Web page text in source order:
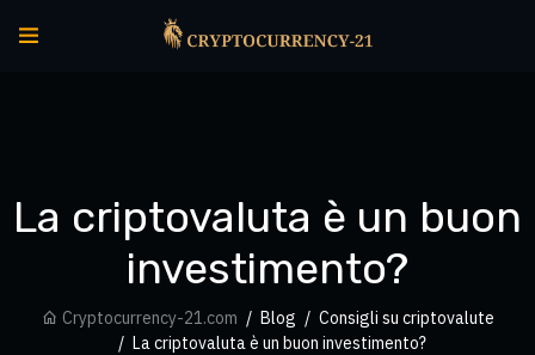
La criptovaluta è un buon
investimento?
Cryptocurrency-21.com Blog
Consigli su criptovalute
La criptovaluta è un buon investimento?